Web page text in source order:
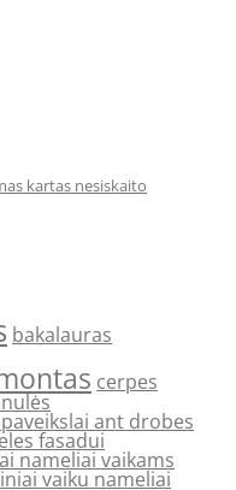
kartas nesiskaito
bakalauras
cerpes
ant drobes
fasadui
nameliai vaikams
vaiku nameliai